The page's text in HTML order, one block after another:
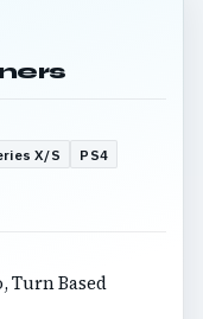
X/S
PS4
Turn Based